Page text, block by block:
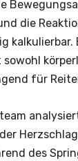
die
kalkulierbar.
für
des